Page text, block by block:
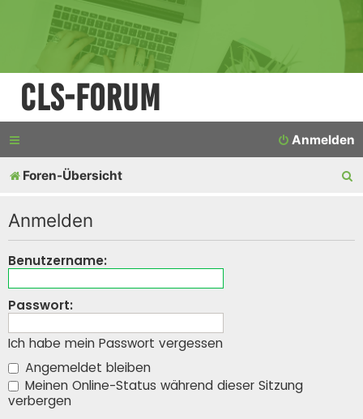
CLS-Forum
Anmelden
Foren-Übersicht
Anmelden
Benutzername:
Passwort:
Ich habe mein Passwort vergessen
Angemeldet bleiben
Meinen Online-Status während dieser Sitzung
verbergen